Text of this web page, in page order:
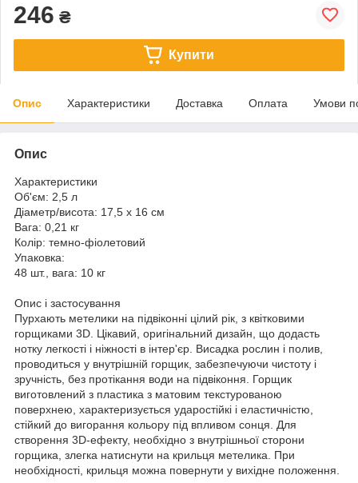
246 ₴
Купити
Опис Характеристики Доставка Оплата Умови
Опис
Характеристики
Об'єм: 2,5 л
Діаметр/висота: 17,5 x 16 см
Вага: 0,21 кг
Колір: темно-фіолетовий
Упаковка:
48 шт., вага: 10 кг
Опис і застосування
Пурхають метелики на підвіконні цілий рік, з квітковими
горщиками 3D. Цікавий, оригінальний дизайн, що додасть
нотку легкості і ніжності в інтер'єр. Висадка рослин і полив,
проводиться у внутрішній горщик, забезпечуючи чистоту і
зручність, без протікання води на підвіконня. Горщик
виготовлений з пластика з матовим текстурованою
поверхнею, характеризується ударостійкі і еластичністю,
стійкий до вигорання кольору під впливом сонця. Для
створення 3D-ефекту, необхідно з внутрішньої сторони
горщика, злегка натиснути на крильця метелика. При
необхідності, крильця можна повернути у вихідне положення.